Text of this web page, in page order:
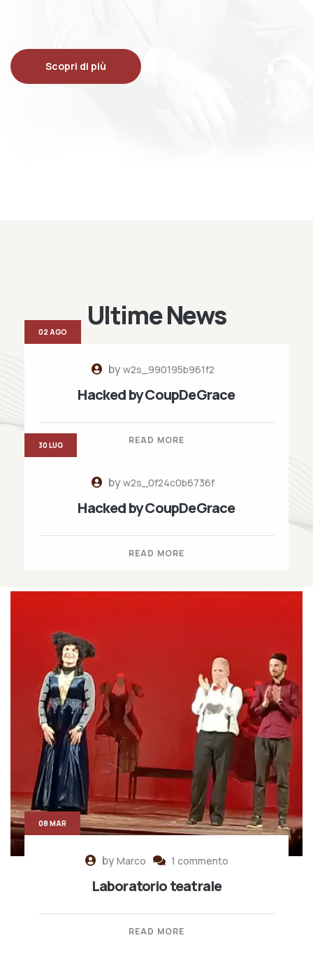
Scopri di più
Ultime News
byw2s_990195b961f2
Hacked by CoupDeGrace
READ MORE
02 AGO
byw2s_0f24c0b6736f
Hacked by CoupDeGrace
READ MORE
30 LUG
byMarco 1 commento
Laboratorio teatrale
READ MORE
08 MAR